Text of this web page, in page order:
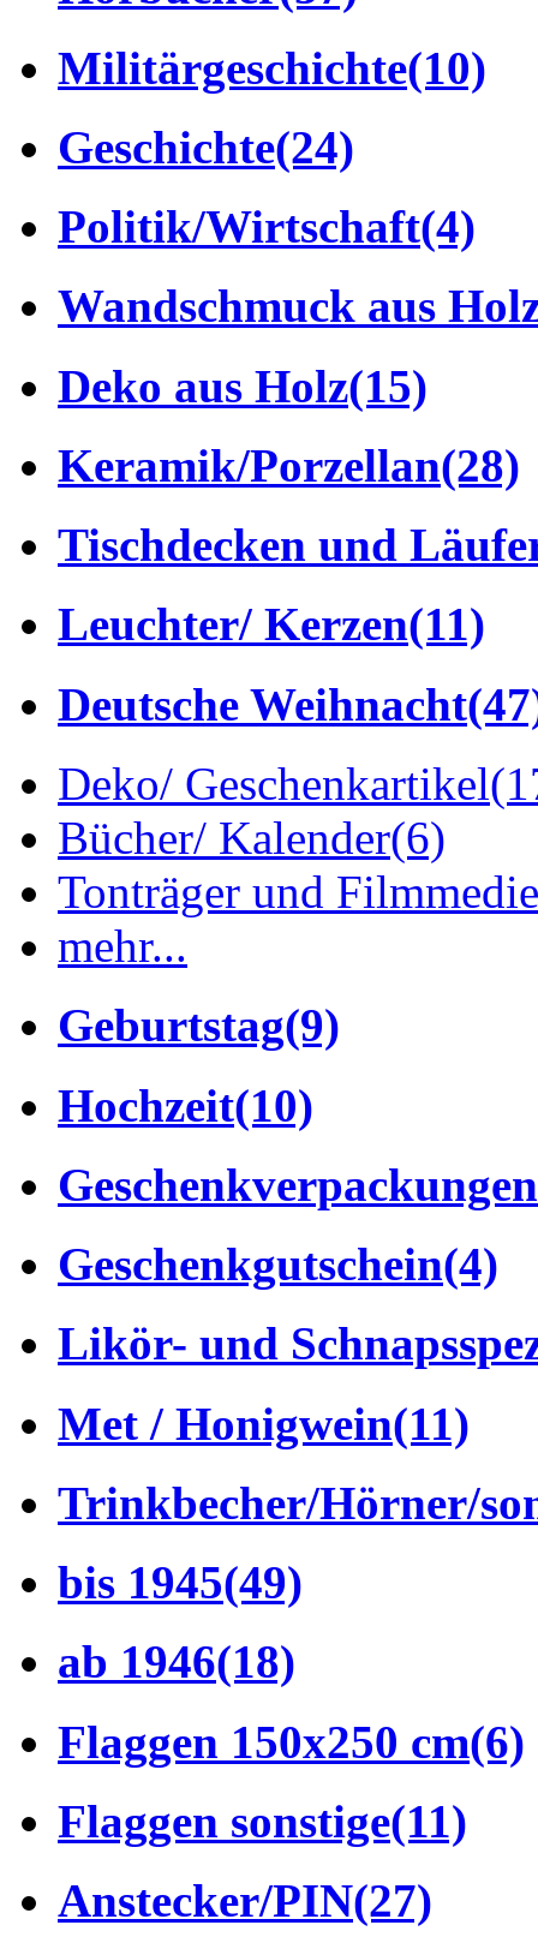
Militärgeschichte(10)
Geschichte(24)
Politik/Wirtschaft(4)
Wandschmuck aus
Deko aus Holz(15)
Keramik/Porzellan(28)
Tischdecken und
Leuchter/ Kerzen(11)
Deutsche Weihnacht
Deko/ Geschenkartikel
Bücher/ Kalender(6)
Tonträger und
mehr...
Geburtstag(9)
Hochzeit(10)
Geschenkverpackungen
Geschenkgutschein(4)
Likör- und
Met / Honigwein(11)
Trinkbecher/Hörner/
bis 1945(49)
ab 1946(18)
Flaggen 150x250 cm(6)
Flaggen sonstige(11)
Anstecker/PIN(27)